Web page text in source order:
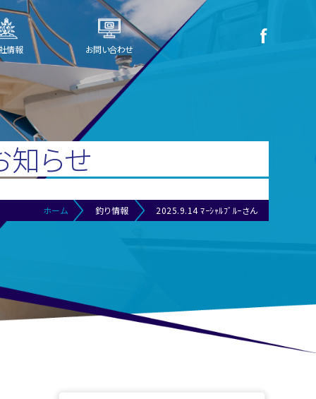
情報 お問い合わせ
知らせ
ホーム 釣り情報 2025.9.14 ﾏｰｼｬﾙﾌﾞﾙｰさん